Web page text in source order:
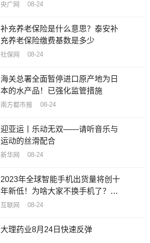
央广网 08-24
补充养老保险是什么意思？泰安补
充养老保险缴费基数是多少
社保网 08-24
海关总署全面暂停进口原产地为日
本的水产品！已强化监管措施
南方都市报 08-24
迎亚运丨乐动无双——请听音乐与
运动的丝滑配合
新华网 08-24
2023年全球智能手机出货量将创十
年新低！为啥大家不换手机了？机
构揭秘原因
互联网 08-24
大理药业8月24日快速反弹